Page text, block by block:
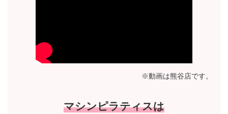
※動画は熊谷店です。
マシンピラティスは